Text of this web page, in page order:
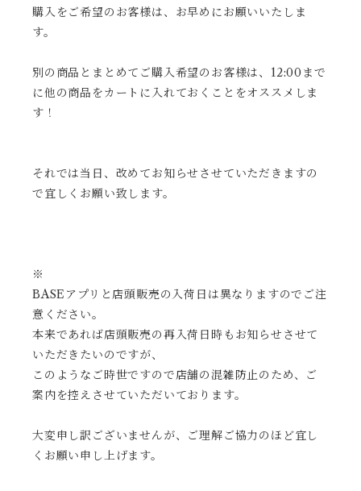
購入をご希望のお客様は、お早めにお願いいたしま
す。
別の商品とまとめてご購入希望のお客様は、12:00まで
に他の商品をカートに入れておくことをオススメしま
す！
それでは当日、改めてお知らせさせていただきますの
で宜しくお願い致します。
※
BASEアプリと店頭販売の入荷日は異なりますのでご注
意ください。
本来であれば店頭販売の再入荷日時もお知らせさせて
いただきたいのですが、
このようなご時世ですので店舗の混雑防止のため、ご
案内を控えさせていただいております。
大変申し訳ございませんが、ご理解ご協力のほど宜し
くお願い申し上げます。